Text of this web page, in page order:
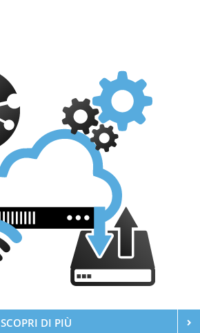
SCOPRI DI PIÙ